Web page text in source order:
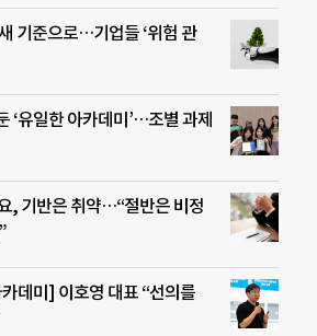
기준으로…기업들 ‘위험 관
‘유일한 아카데미’…조별 과제
, 기반은 취약…“절반은 비정
데미] 이호영 대표 “선의를